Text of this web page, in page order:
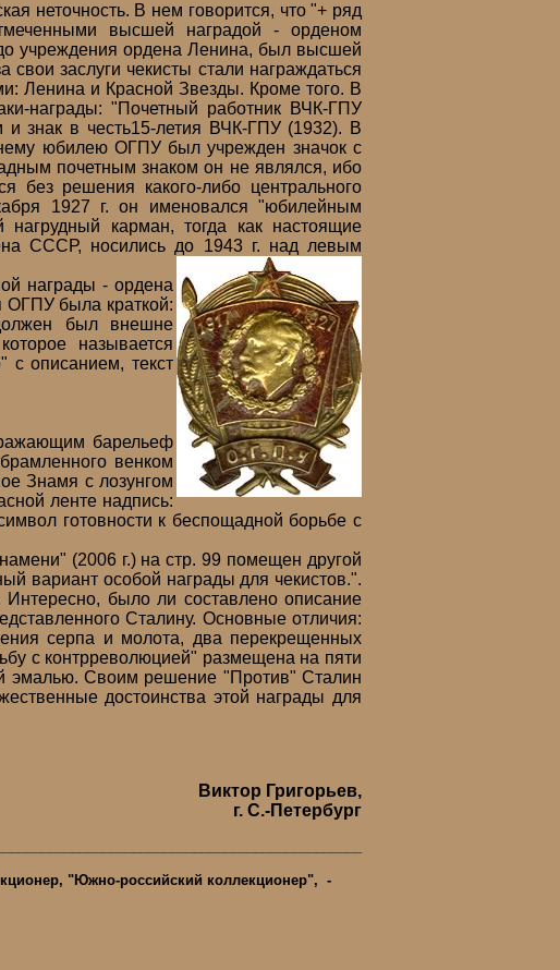
неточность. В нем говорится, что "+ ряд
высшей наградой - орденом
учреждения ордена Ленина, был высшей
свои заслуги чекисты стали награждаться
Ленина и Красной Звезды. Кроме того. В
награды: "Почетный работник ВЧК-ГПУ
знак в честь15-летия ВЧК-ГПУ (1932). В
юбилею ОГПУ был учрежден значок с
почетным знаком он не являлся, ибо
без решения какого-либо центрального
1927 г. он именовался "юбилейным
карман, тогда как настоящие
СССР, носились до 1943 г. над левым
награды - ордена
ОГПУ была краткой:
был внешне
называется
с описанием, текст
барельеф
венком
Знамя с лозунгом
ленте надпись:
готовности к беспощадной борьбе с
(2006 г.) на стр. 99 помещен другой
вариант особой награды для чекистов.".
было ли составлено описание
Сталину. Основные отличия:
серпа и молота, два перекрещенных
с контрреволюцией" размещена на пяти
эмалью. Своим решение "Против" Сталин
достоинства этой награды для
Виктор Григорьев,
г. С.-Петербург
"Южно-российский коллекционер", -